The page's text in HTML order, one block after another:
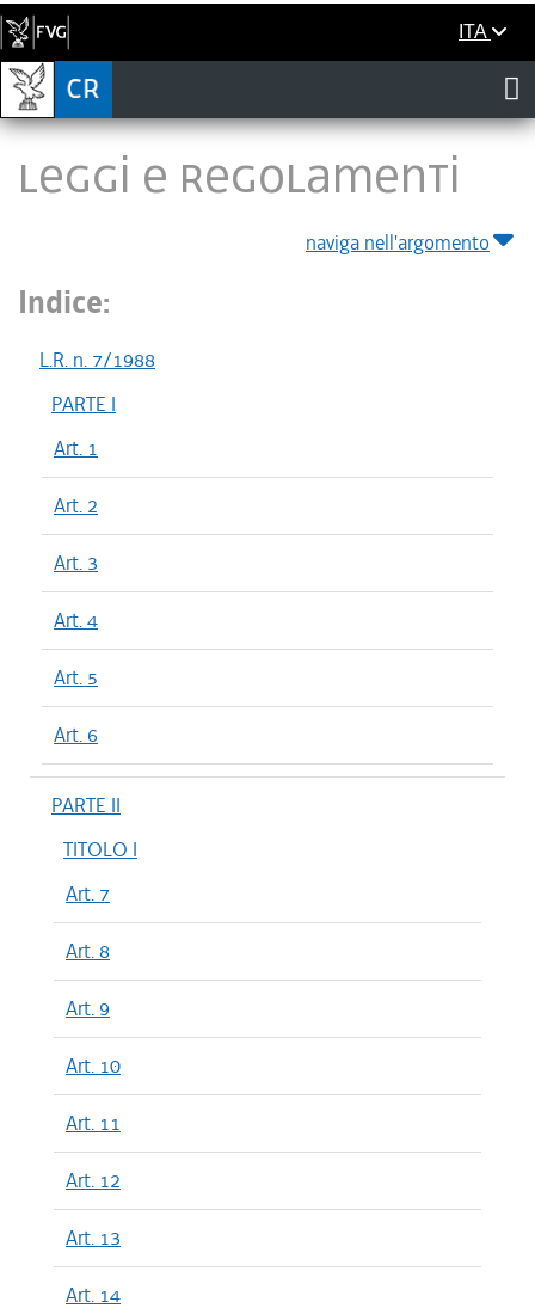
ITA
LEGGI E REGOLAMENTI
naviga nell'argomento
Indice:
L.R. n. 7/1988
PARTE I
Art. 1
Art. 2
Art. 3
Art. 4
Art. 5
Art. 6
PARTE II
TITOLO I
Art. 7
Art. 8
Art. 9
Art. 10
Art. 11
Art. 12
Art. 13
Art. 14